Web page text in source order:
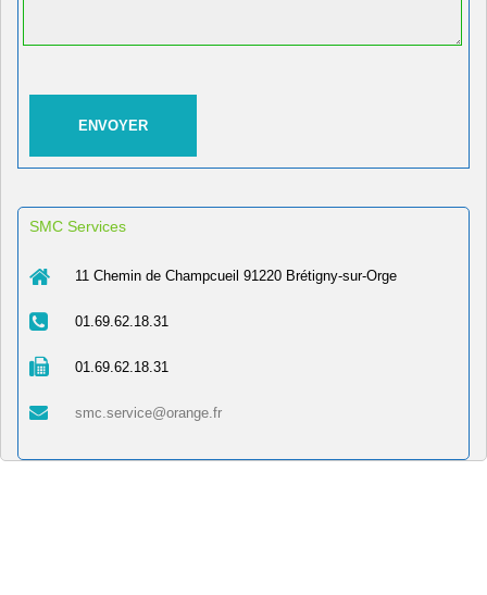
SMC Services
11 Chemin de Champcueil 91220 Brétigny-sur-Orge
01.69.62.18.31
01.69.62.18.31
smc.service@orange.fr